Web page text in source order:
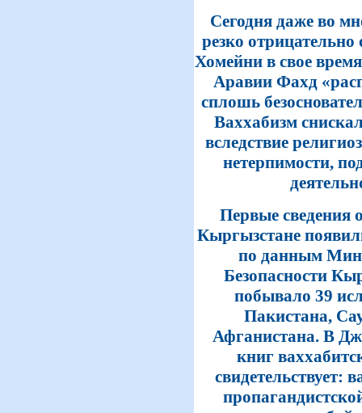
Сегодня даже во
резко
Хомейни в свое
Аравии Фахд
сплошь
Ваххабизм
вследствие
нетерпимости,
Первые сведения
Кыргызстане
по данным
Безопасности
побывало 39
Пакистана,
Афганистана. В
книг
свидетельствует: